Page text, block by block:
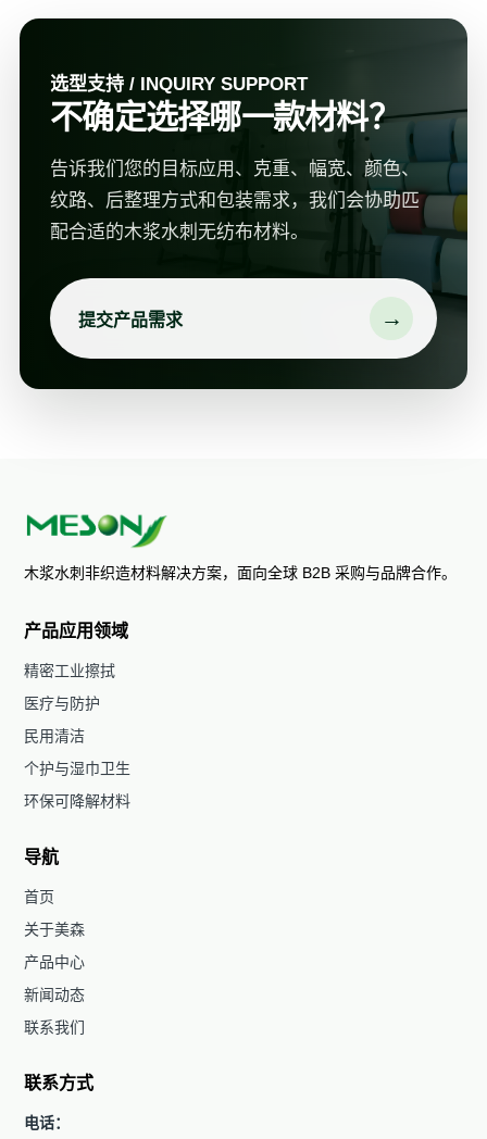
选型支持 / INQUIRY SUPPORT
不确定选择哪一款材料？
告诉我们您的目标应用、克重、幅宽、颜色、
纹路、后整理方式和包装需求，我们会协助匹
配合适的木浆水刺无纺布材料。
提交产品需求 →
木浆水刺非织造材料解决方案，面向全球 B2B 采购与品牌合作。
产品应用领域
精密工业擦拭
医疗与防护
民用清洁
个护与湿巾卫生
环保可降解材料
导航
首页
关于美森
产品中心
新闻动态
联系我们
联系方式
电话：